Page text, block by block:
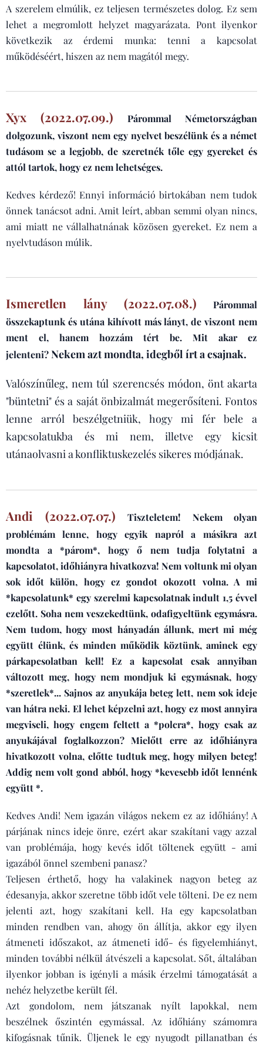
A szerelem elmúlik, ez teljesen természetes dolog. Ez sem
lehet a megromlott helyzet magyarázata. Pont ilyenkor
következik az érdemi munka: tenni a kapcsolat
működéséért, hiszen az nem magától megy.
Xyx (2022.07.09.) Párommal Németországban
dolgozunk, viszont nem egy nyelvet beszélünk és a német
tudásom se a legjobb, de szeretnék tőle egy gyereket és
attól tartok, hogy ez nem lehetséges.
Kedves kérdező! Ennyi információ birtokában nem tudok
önnek tanácsot adni. Amit leírt, abban semmi olyan nincs,
ami miatt ne vállalhatnának közösen gyereket. Ez nem a
nyelvtudáson múlik.
Ismeretlen lány (2022.07.08.) Párommal
összekaptunk és utána kihívott más lányt, de viszont nem
ment el, hanem hozzám tért be. Mit akar ez
jelenteni?Nekem azt mondta, idegből írt a csajnak.
Valószínűleg, nem túl szerencsés módon, önt akarta
"büntetni" és a saját önbizalmát megerősíteni. Fontos
lenne arról beszélgetniük, hogy mi fér bele a
kapcsolatukba és mi nem, illetve egy kicsit
utánaolvasni a konfliktuskezelés sikeres módjának.
Andi (2022.07.07.)
Tiszteletem! Nekem olyan
problémám lenne, hogy egyik napról a másikra azt
mondta a *párom*, hogy ő nem tudja folytatni a
kapcsolatot, időhiányra hivatkozva! Nem voltunk mi olyan
sok időt külön, hogy ez gondot okozott volna. A mi
*kapcsolatunk* egy szerelmi kapcsolatnak indult 1,5 évvel
ezelőtt. Soha nem veszekedtünk, odafigyeltünk egymásra.
Nem tudom, hogy most hányadán állunk, mert mi még
együtt élünk, és minden működik köztünk, aminek egy
párkapcsolatban kell! Ez a kapcsolat csak annyiban
változott meg, hogy nem mondjuk ki egymásnak, hogy
*szeretlek*... Sajnos az anyukája beteg lett, nem sok ideje
van hátra neki. El lehet képzelni azt, hogy ez most annyira
megviseli, hogy engem feltett a *polcra*, hogy csak az
anyukájával foglalkozzon? Mielőtt erre az időhiányra
hivatkozott volna, előtte tudtuk meg, hogy milyen beteg!
Addig nem volt gond abból, hogy *kevesebb időt lennénk
együtt *.
Kedves Andi! Nem igazán világos nekem ez az időhiány! A
párjának nincs ideje önre, ezért akar szakítani vagy azzal
van problémája, hogy kevés időt töltenek együtt - ami
igazából önnel szembeni panasz?
Teljesen érthető, hogy ha valakinek nagyon beteg az
édesanyja, akkor szeretne több időt vele tölteni. De ez nem
jelenti azt, hogy szakítani kell. Ha egy kapcsolatban
minden rendben van, ahogy ön állítja, akkor egy ilyen
átmeneti időszakot, az átmeneti idő- és figyelemhiányt,
minden további nélkül átvészeli a kapcsolat. Sőt, általában
ilyenkor jobban is igényli a másik érzelmi támogatását a
nehéz helyzetbe került fél.
Azt gondolom, nem játszanak nyílt lapokkal, nem
beszélnek őszintén egymással. Az időhiány számomra
kifogásnak tűnik. Üljenek le egy nyugodt pillanatban és